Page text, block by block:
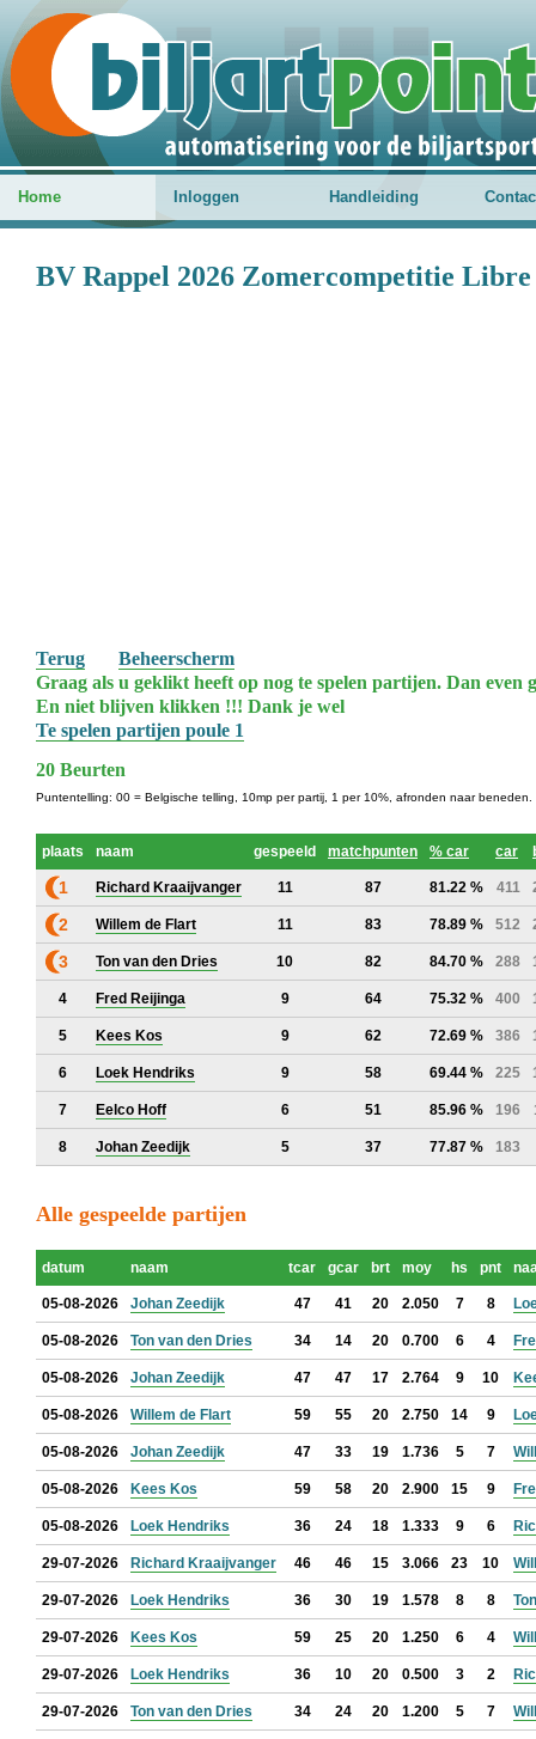
Home Inloggen Handleiding
BV Rappel 2026 Zomercompetitie
Terug
Beheerscherm
Graag als u geklikt heeft op nog te spelen partijen. Dan even
En niet blijven klikken !!! Dank je wel
Te spelen partijen poule 1
20 Beurten
Puntentelling: 00 = Belgische telling, 10mp per partij, 1 per 10%, afronden naar beneden.
plaats naam gespeeld matchpunten % car car
1 Richard Kraaijvanger 11 87 81.22 % 411
2 Willem de Flart 11 83 78.89 % 512
3 Ton van den Dries 10 82 84.70 % 288
4 Fred Reijinga 9 64 75.32 % 400
5 Kees Kos 9 62 72.69 % 386
6 Loek Hendriks 9 58 69.44 % 225
7 Eelco Hoff 6 51 85.96 % 196
8 Johan Zeedijk 5 37 77.87 % 183
Alle gespeelde partijen
datum naam tcar gcar brt moy hs pnt
05-08-2026 Johan Zeedijk 47 41 20 2.050 7 8
05-08-2026 Ton van den Dries 34 14 20 0.700 6 4
05-08-2026 Johan Zeedijk 47 47 17 2.764 9 10
05-08-2026 Willem de Flart 59 55 20 2.750 14 9
05-08-2026 Johan Zeedijk 47 33 19 1.736 5 7
05-08-2026 Kees Kos 59 58 20 2.900 15 9
05-08-2026 Loek Hendriks 36 24 18 1.333 9 6
29-07-2026 Richard Kraaijvanger 46 46 15 3.066 23 10
29-07-2026 Loek Hendriks 36 30 19 1.578 8 8
29-07-2026 Kees Kos 59 25 20 1.250 6 4
29-07-2026 Loek Hendriks 36 10 20 0.500 3 2
29-07-2026 Ton van den Dries 34 24 20 1.200 5 7